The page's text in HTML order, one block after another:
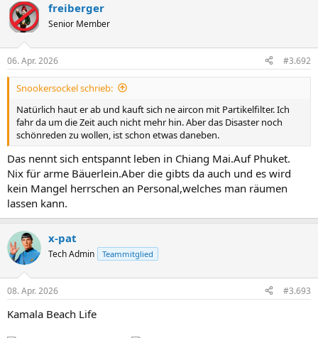
k
t
i
e
n
freiberger
Senior Member
06. Apr. 2026 #3.692
Snookersockel schrieb:
Natürlich haut er ab und kauft sich ne aircon mit Partikelfilter. Ich
fahr da um die Zeit auch nicht mehr hin. Aber das Disaster noch
schönreden zu wollen, ist schon etwas daneben.
Das nennt sich entspannt leben in Chiang Mai.Auf Phuket.
Nix für arme Bäuerlein.Aber die gibts da auch und es wird
kein Mangel herrschen an Personal,welches man räumen
lassen kann.
x-pat
Tech Admin Teammitglied
08. Apr. 2026 #3.693
Kamala Beach Life